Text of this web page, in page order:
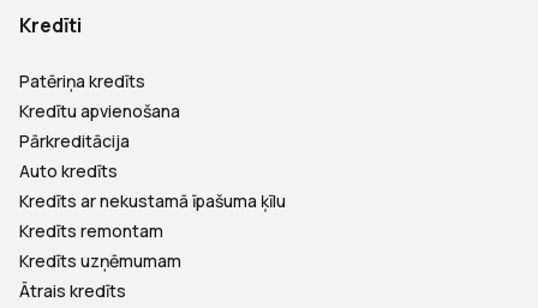
Kredīti
Patēriņa kredīts
Kredītu apvienošana
Pārkreditācija
Auto kredīts
Kredīts ar nekustamā īpašuma ķīlu
Kredīts remontam
Kredīts uzņēmumam
Ātrais kredīts